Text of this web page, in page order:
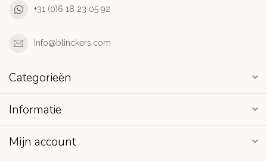
+31 (0)6 18 23 05 92
Info@blinckers.com
Categorieën
Informatie
Mijn account